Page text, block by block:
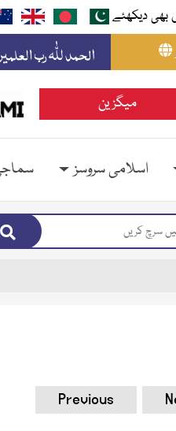
بھی دیکھئے
میگزین
اسلامی سروسز
Previous